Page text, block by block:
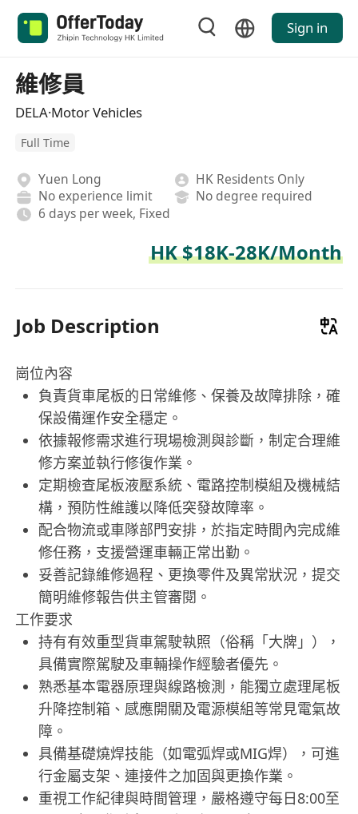
Sign in
維修員
DELA·Motor Vehicles
Full Time
Yuen Long
HK Residents Only
No experience limit
No degree required
6 days per week, Fixed
HK $18K-28K/Month
Job Description
崗位內容
負責貨車尾板的日常維修、保養及故障排除，確
保設備運作安全穩定。
依據報修需求進行現場檢測與診斷，制定合理維
修方案並執行修復作業。
定期檢查尾板液壓系統、電路控制模組及機械結
構，預防性維護以降低突發故障率。
配合物流或車隊部門安排，於指定時間內完成維
修任務，支援營運車輛正常出勤。
妥善記錄維修過程、更換零件及異常狀況，提交
簡明維修報告供主管審閱。
工作要求
持有有效重型貨車駕駛執照（俗稱「大牌」），
具備實際駕駛及車輛操作經驗者優先。
熟悉基本電器原理與線路檢測，能獨立處理尾板
升降控制箱、感應開關及電源模組等常見電氣故
障。
具備基礎燒焊技能（如電弧焊或MIG焊），可進
行金屬支架、連接件之加固與更換作業。
重視工作紀律與時間管理，嚴格遵守每日8:00至